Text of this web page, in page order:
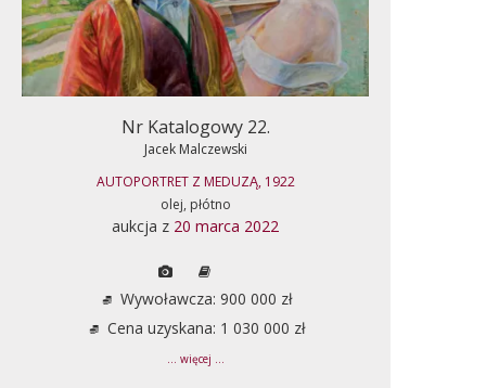
Nr Katalogowy 22.
Jacek Malczewski
AUTOPORTRET Z MEDUZĄ, 1922
olej, płótno
aukcja z 20 marca 2022
Wywoławcza: 900 000 zł
Cena uzyskana: 1 030 000 zł
... więcej ...